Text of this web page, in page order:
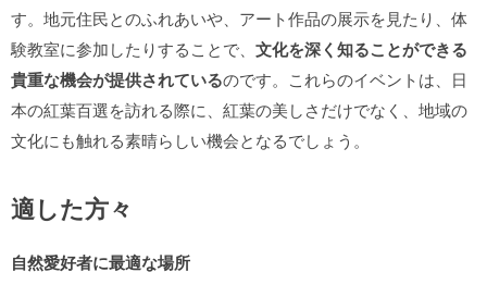
す。地元住民とのふれあいや、アート作品の展示を見たり、体
験教室に参加したりすることで、 文化を深く知ることができる
貴重な機会が提供されているのです。これらのイベントは、日
本の紅葉百選を訪れる際に、紅葉の美しさだけでなく、地域の
文化にも触れる素晴らしい機会となるでしょう。
適した方々
自然愛好者に最適な場所